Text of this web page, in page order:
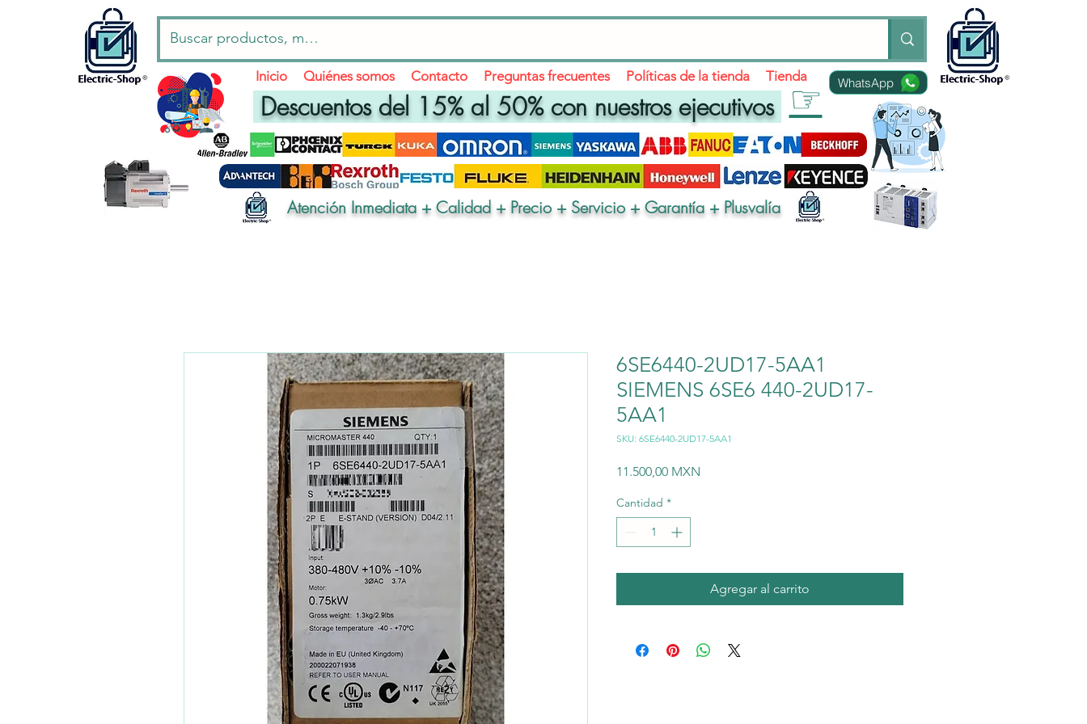
Inicio Quiénes somos Contacto Preguntas frecuentes Políticas de la tienda Tienda WhatsApp
Descuentos del 15% al 50% con nuestros ejecutivos ☞
Atención Inmediata + Calidad + Precio + Servicio + Garantía + Plusvalía
6SE6440-2UD17-5AA1
SIEMENS 6SE6 440-2UD17-
5AA1
SKU: 6SE6440-2UD17-5AA1
11.500,00 MXN
Cantidad *
Agregar al carrito